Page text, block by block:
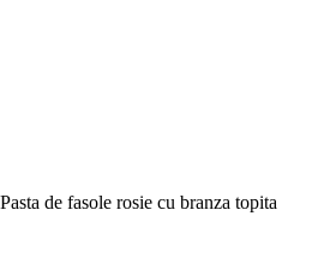
Pasta de fasole rosie cu branza topita